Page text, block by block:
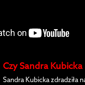
Czy Sandra
Sandra Kubicka zdradziła